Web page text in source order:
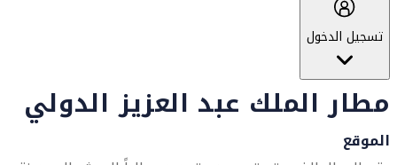
تسجيل الدخول
مطار الملك عبد العزيز الدولي
الموقع